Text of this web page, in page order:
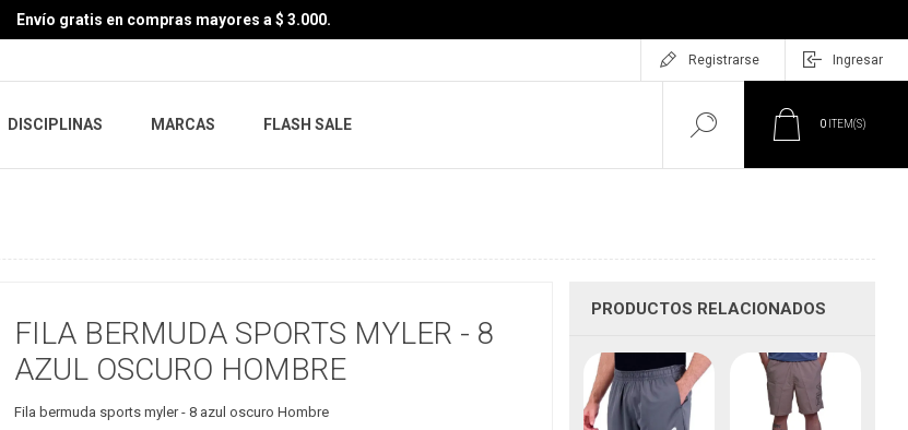
Envío gratis en compras mayores a $ 3.000.
Registrarse Ingresar
DISCIPLINAS MARCAS FLASH SALE 0 ITEM(S)
FILA BERMUDA SPORTS MYLER - 8
AZUL OSCURO HOMBRE
Fila bermuda sports myler - 8 azul oscuro Hombre
PRODUCTOS RELACIONADOS